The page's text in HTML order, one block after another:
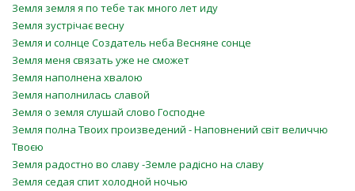
Земля земля я по тебе так много лет иду
Земля зустрічає весну
Земля и солнце Создатель неба Весняне сонце
Земля меня связать уже не сможет
Земля наполнена хвалою
Земля наполнилась славой
Земля о земля слушай слово Господне
Земля полна Твоих произведений - Наповнений світ величчю
Твоєю
Земля радостно во славу -Земле радісно на славу
Земля седая спит холодной ночью